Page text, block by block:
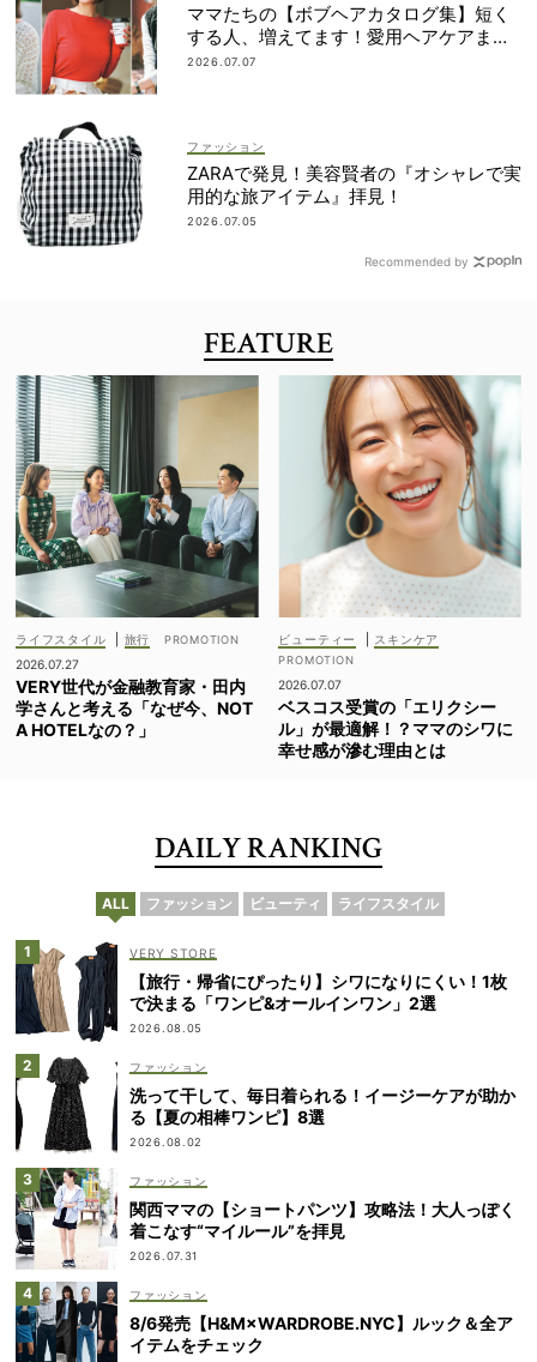
ママたちの【ボブヘアカタログ集】短く
する人、増えてます！愛用ヘアケアまで
全部見せ
2026.07.07
ファッション
ZARAで発見！美容賢者の『オシャレで実
用的な旅アイテム』拝見！
2026.07.05
Recommended by
FEATURE
ライフスタイル
旅行
2026.07.27
VERY世代が金融教育家・田内
学さんと考える「なぜ今、NOT
A HOTELなの？」
ビューティー スキンケア
2026.07.07
ベスコス受賞の「エリクシー
ル」が最適解！？ママのシワに
幸せ感が滲む理由とは
DAILY RANKING
ALL ファッション ビューティ ライフスタイル
VERY STORE
【旅行・帰省にぴったり】シワになりにくい！1枚
で決まる「ワンピ&オールインワン」2選
2026.08.05
ファッション
洗って干して、毎日着られる！イージーケアが助か
る【夏の相棒ワンピ】8選
2026.08.02
ファッション
関西ママの【ショートパンツ】攻略法！大人っぽく
着こなす“マイルール”を拝見
2026.07.31
ファッション
8/6発売【H&M×WARDROBE.NYC】ルック＆全ア
イテムをチェック